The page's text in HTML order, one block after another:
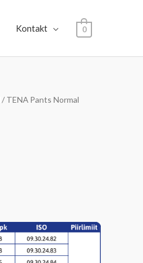
Kontakt 0
/ TENA Pants Normal